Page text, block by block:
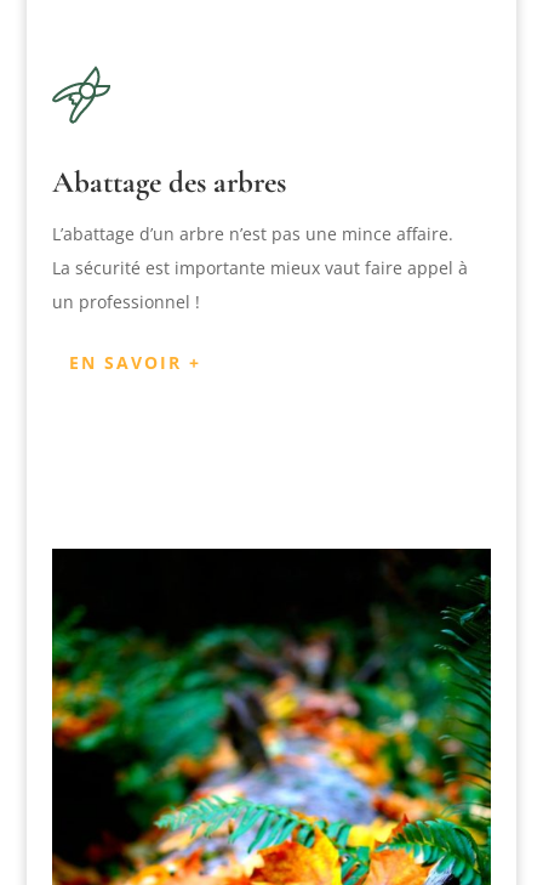
Abattage des arbres
L’abattage d’un arbre n’est pas une mince affaire.
La sécurité est importante mieux vaut faire appel à
un professionnel !
EN SAVOIR +